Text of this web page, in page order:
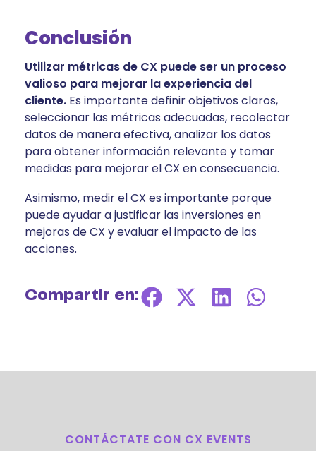
Conclusión
Utilizar métricas de CX puede ser un proceso
valioso para mejorar la experiencia del
cliente. Es importante definir objetivos claros,
seleccionar las métricas adecuadas, recolectar
datos de manera efectiva, analizar los datos
para obtener información relevante y tomar
medidas para mejorar el CX en consecuencia.
Asimismo, medir el CX es importante porque
puede ayudar a justificar las inversiones en
mejoras de CX y evaluar el impacto de las
acciones.
Compartir en:
CONTÁCTATE CON CX EVENTS